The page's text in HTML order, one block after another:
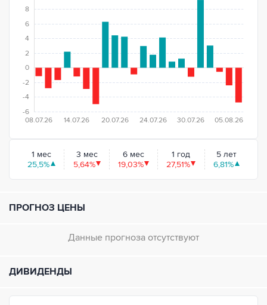
-6
-4
-2
0
2
4
6
8
08.07.26 14.07.26 20.07.26 24.07.26 30.07.26 05.08.26
1 мес
25,5%
3 мес
5,64%
6 мес
19,03%
1 год
27,51%
5 лет
6,81%
ПРОГНОЗ ЦЕНЫ
Данные прогноза отсутствуют
ДИВИДЕНДЫ